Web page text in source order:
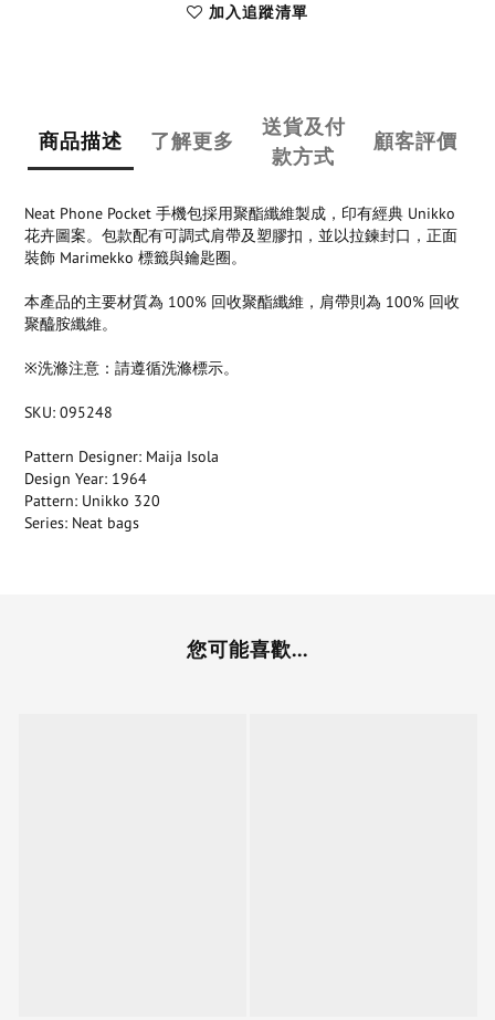
加入追蹤清單
商品描述 了解更多
送貨及付
款方式
顧客評價
Neat Phone Pocket 手機包採用聚酯纖維製成，印有經典 Unikko
花卉圖案。包款配有可調式肩帶及塑膠扣，並以拉鍊封口，正面
裝飾 Marimekko 標籤與鑰匙圈。
本產品的主要材質為 100% 回收聚酯纖維，肩帶則為 100% 回收
聚醯胺纖維。
※洗滌注意：請遵循洗滌標示。
SKU: 095248
Pattern Designer: Maija Isola
Design Year: 1964
Pattern: Unikko 320
Series: Neat bags
您可能喜歡...